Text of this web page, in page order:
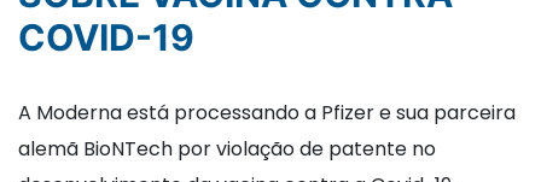
COVID-19
A Moderna está processando a Pfizer e sua parceira
alemã BioNTech por violação de patente no